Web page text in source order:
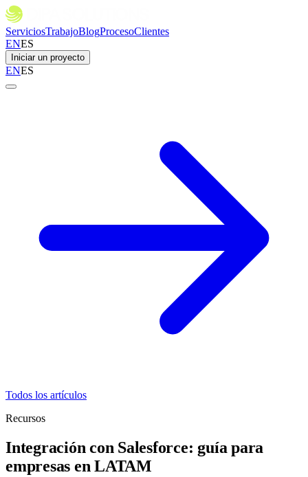
ServiciosTrabajoBlogProcesoClientes
ENES
Iniciar un proyecto
ENES
Todos los artículos
Recursos
Integración con Salesforce: guía para
empresas en LATAM